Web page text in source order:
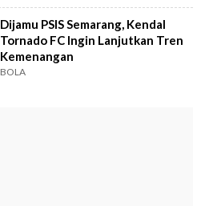
Dijamu PSIS Semarang, Kendal
Tornado FC Ingin Lanjutkan Tren
Kemenangan
BOLA